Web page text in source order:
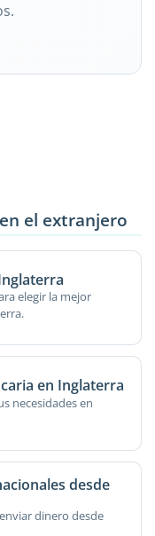
el extranjero
elegir la mejor
en Inglaterra
necesidades en
desde
dinero desde